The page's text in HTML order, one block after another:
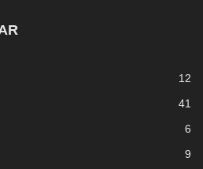
12
41
6
9